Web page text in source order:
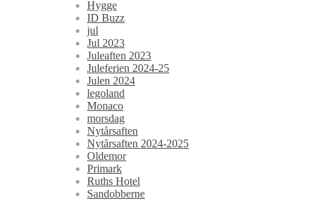
Hygge
ID Buzz
jul
Jul 2023
Juleaften 2023
Juleferien 2024-25
Julen 2024
legoland
Monaco
morsdag
Nytårsaften
Nytårsaften 2024-2025
Oldemor
Primark
Ruths Hotel
Sandobberne